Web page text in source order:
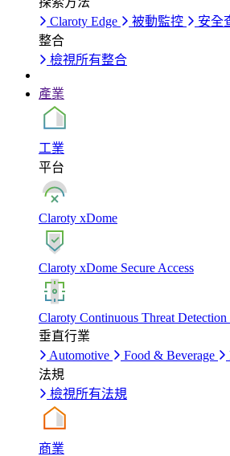
Claroty Edge
被動監控 安全
整合
檢視所有整合
產業
工業
平台
Claroty xDome
Claroty xDome Secure Access
Claroty Continuous Threat
垂直行業
Automotive
Food & Beverage
法規
檢視所有法規
商業